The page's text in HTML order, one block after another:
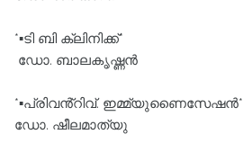
*▪️ടി ബി ക്ലിനിക്ക്*
ഡോ. ബാലകൃഷ്ണൻ
*▪️പ്രിവൻ്റിവ്. ഇമ്മ്യുണൈസേഷൻ*
ഡോ. ഷീലമാത്യു